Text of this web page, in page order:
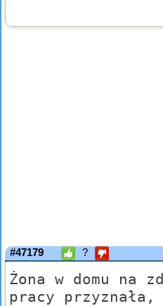
#47179 ?
Żona w domu na
pracy przyznała,